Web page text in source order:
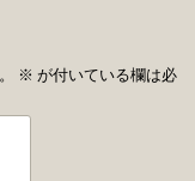
※ が付いている欄は必